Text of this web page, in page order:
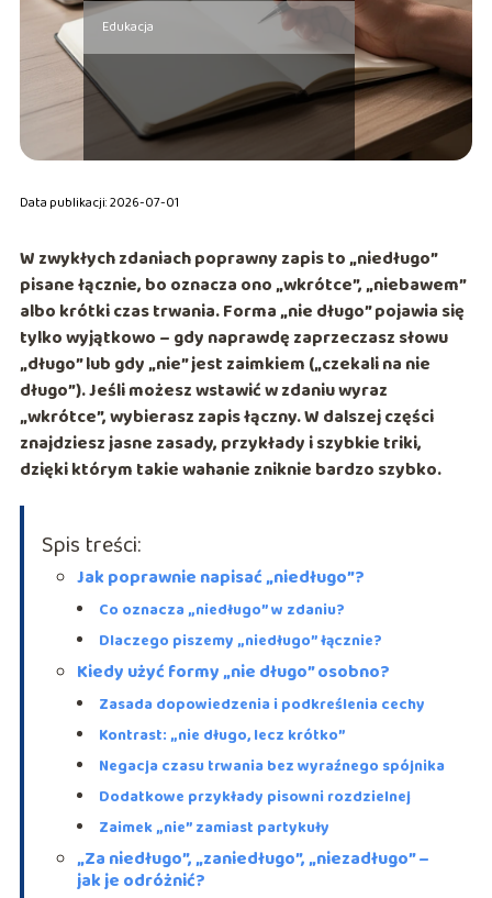
Edukacja
Data publikacji: 2026-07-01
W zwykłych zdaniach poprawny zapis to„niedługo”
pisane łącznie, bo oznacza ono „wkrótce”, „niebawem”
albo krótki czas trwania. Forma„nie długo”pojawia się
tylko wyjątkowo – gdy naprawdę zaprzeczasz słowu
„długo” lub gdy „nie” jest zaimkiem („czekali na nie
długo”). Jeśli możesz wstawić w zdaniu wyraz
„wkrótce”, wybierasz zapis łączny. W dalszej części
znajdziesz jasne zasady, przykłady i szybkie triki,
dzięki którym takie wahanie zniknie bardzo szybko.
Spis treści:
Jak poprawnie napisać „niedługo”?
Co oznacza „niedługo” w zdaniu?
Dlaczego piszemy „niedługo” łącznie?
Kiedy użyć formy „nie długo” osobno?
Zasada dopowiedzenia i podkreślenia cechy
Kontrast: „nie długo, lecz krótko”
Negacja czasu trwania bez wyraźnego spójnika
Dodatkowe przykłady pisowni rozdzielnej
Zaimek „nie” zamiast partykuły
„Za niedługo”, „zaniedługo”, „niezadługo” –
jak je odróżnić?